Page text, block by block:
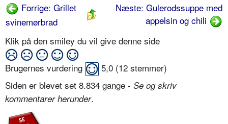
Forrige: Grillet
svinemørbrad
Næste: Gulerodssuppe med
appelsin og chili
Klik på den smiley du vil give denne side
Brugernes vurdering 5,0 (12 stemmer)
Siden er blevet set 8.834 gange - Se og skriv
kommentarer herunder.